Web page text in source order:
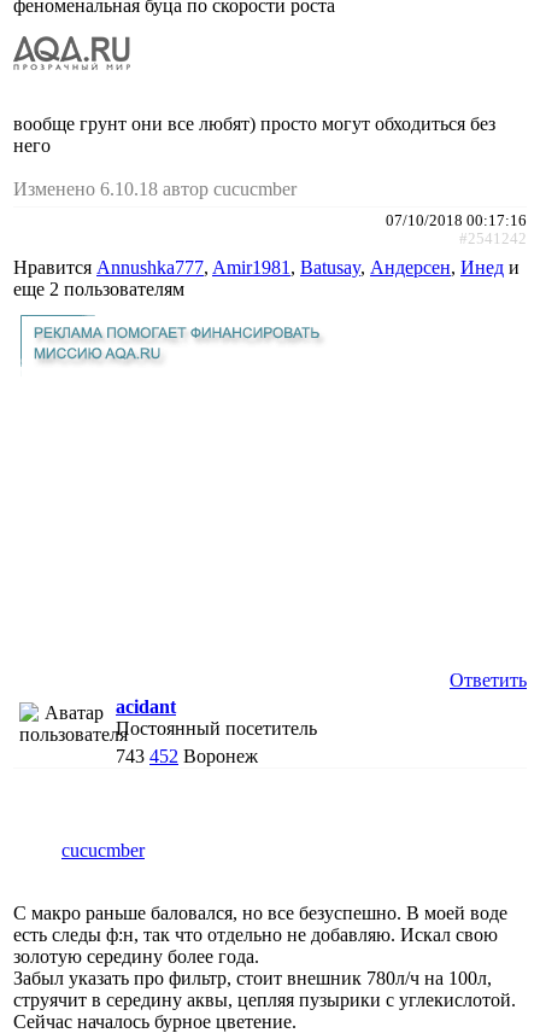
феноменальная буца по скорости роста
вообще грунт они все любят) просто могут обходиться без
него
Изменено 6.10.18 автор cucucmber
07/10/2018 00:17:16
#2541242
Нравится Annushka777, Amir1981 , Batusay, Андерсен, Инед и
еще 2 пользователям
Ответить
acidant
Постоянный посетитель
743 452 Воронеж
cucucmber
С макро раньше баловался, но все безуспешно. В моей воде
есть следы ф:н, так что отдельно не добавляю. Искал свою
золотую середину более года.
Забыл указать про фильтр, стоит внешник 780л/ч на 100л,
струячит в середину аквы, цепляя пузырики с углекислотой.
Сейчас началось бурное цветение.